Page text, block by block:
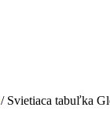
/ Svietiaca tabuľka